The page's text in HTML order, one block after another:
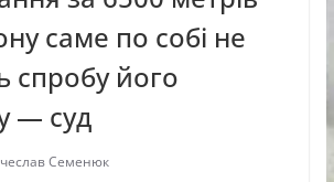
саме по собі не
спробу його
— суд
Семенюк